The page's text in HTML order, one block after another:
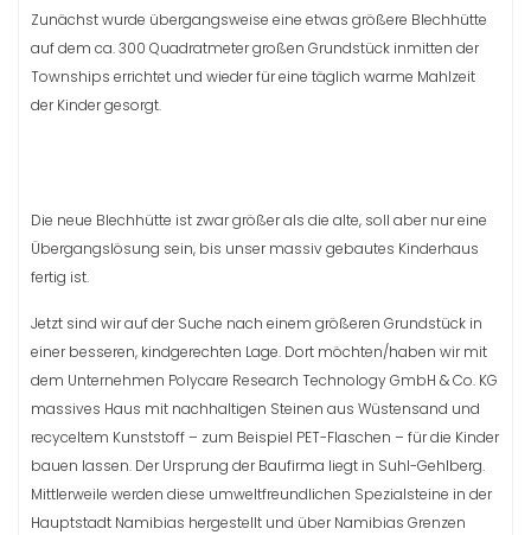
Zunächst wurde übergangsweise eine etwas größere Blechhütte
auf dem ca. 300 Quadratmeter großen Grundstück inmitten der
Townships errichtet und wieder für eine täglich warme Mahlzeit
der Kinder gesorgt.
Die neue Blechhütte ist zwar größer als die alte, soll aber nur eine
Übergangslösung sein, bis unser massiv gebautes Kinderhaus
fertig ist.
Jetzt sind wir auf der Suche nach einem größeren Grundstück in
einer besseren, kindgerechten Lage. Dort möchten/haben wir mit
dem Unternehmen Polycare Research Technology GmbH & Co. KG
massives Haus mit nachhaltigen Steinen aus Wüstensand und
recyceltem Kunststoff – zum Beispiel PET-Flaschen – für die Kinder
bauen lassen. Der Ursprung der Baufirma liegt in Suhl-Gehlberg.
Mittlerweile werden diese umweltfreundlichen Spezialsteine in der
Hauptstadt Namibias hergestellt und über Namibias Grenzen